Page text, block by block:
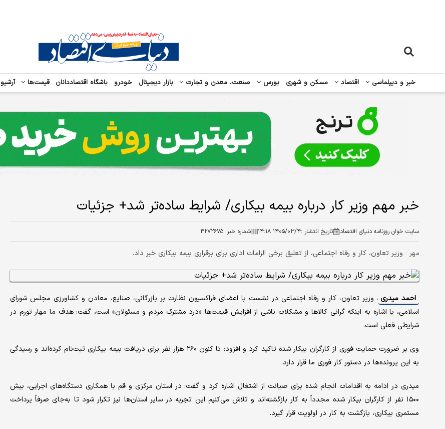
خبر و دیپلماسی اقتصاد مسکن و شهری بورس صنعت، معدن و تجارت بازار دیجیتال خودرو باشگاه اقتصاددانان قیمت‌ها آرشیو
خبر مهم وزیر کار درباره بیمه بیکاری/ شرایط ساده‌تر شد+ جزئیات
سایت خوان روزنامه دنیای اقتصاد تاریخ انتشار :۱۴۰۵/۰۳/۴ ۱۴:۱۸ شماره خبر :۴۲۷۲۶۷۵
مهر : وزیر تعاون، کار و رفاه اجتماعی، از تعلیق برخی الزامات اداری برای برقراری بیمه بیکاری خبر داد.
احمد میدری ، وزیر تعاون، کار و رفاه اجتماعی در نشست با اعضای فراکسیون نظارت بر بازرگانی، صنایع، معادن و کشاورزی مجلس شورای
اسلامی، با اشاره به اینکه گرانی کالاها و مشکلات ناشی از افزایش قیمت‌ها «درد مشترک مردم و مسئولان» است، گفت: هدف ما مهار تورم در
شرایطی فعلی است.
وی بر ضرورت حمایت فوری از کارگران بیکار شده تاکید کرد و افزود: تا کنون ۲۶۰ هزار نفر برای دریافت بیمه بیکاری ثبت‌نام کرده‌اند و رسیدگی
به این پرونده‌ها در دستور کار فوری ما قرار دارد.
میدری در ادامه به اقدامات انجام شده برای صیانت از اشتغال اشاره کرد و گفت: در استان مرکزی و قم با همکاری دستگاه‌های اجرایی، بیش
۱۵۰۰ نفر از کارگران بیکار شده مجدداً به کار بازگشته‌اند و تلاش می‌کنیم این تجربه در سایر استان‌ها نیز تکرار شود تا به‌جای صرفاً پرداخت
مستمری بیکاری، بازگشت به کار در اولویت قرار گیرد.